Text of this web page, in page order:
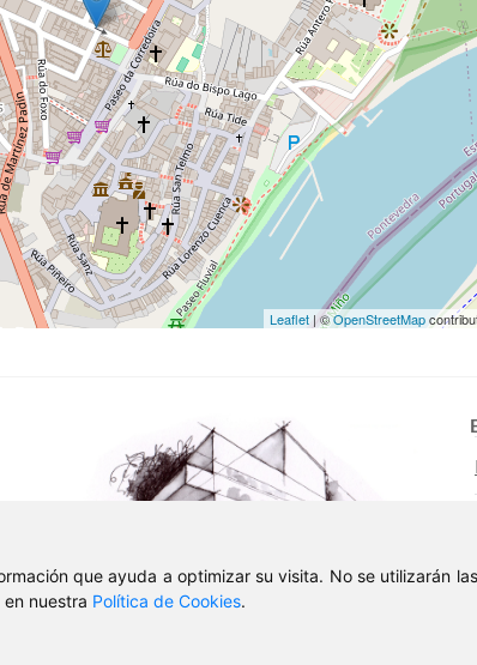
que ayuda a optimizar su visita. No se utilizarán
nuestra Política de Cookies.
Leaflet| ©OpenStreetMap